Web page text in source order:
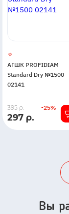
АГШК PROFIDIAM
Standard Dry №1500
02141
В
наличии
297 р.
-25%
395 р.
Вы